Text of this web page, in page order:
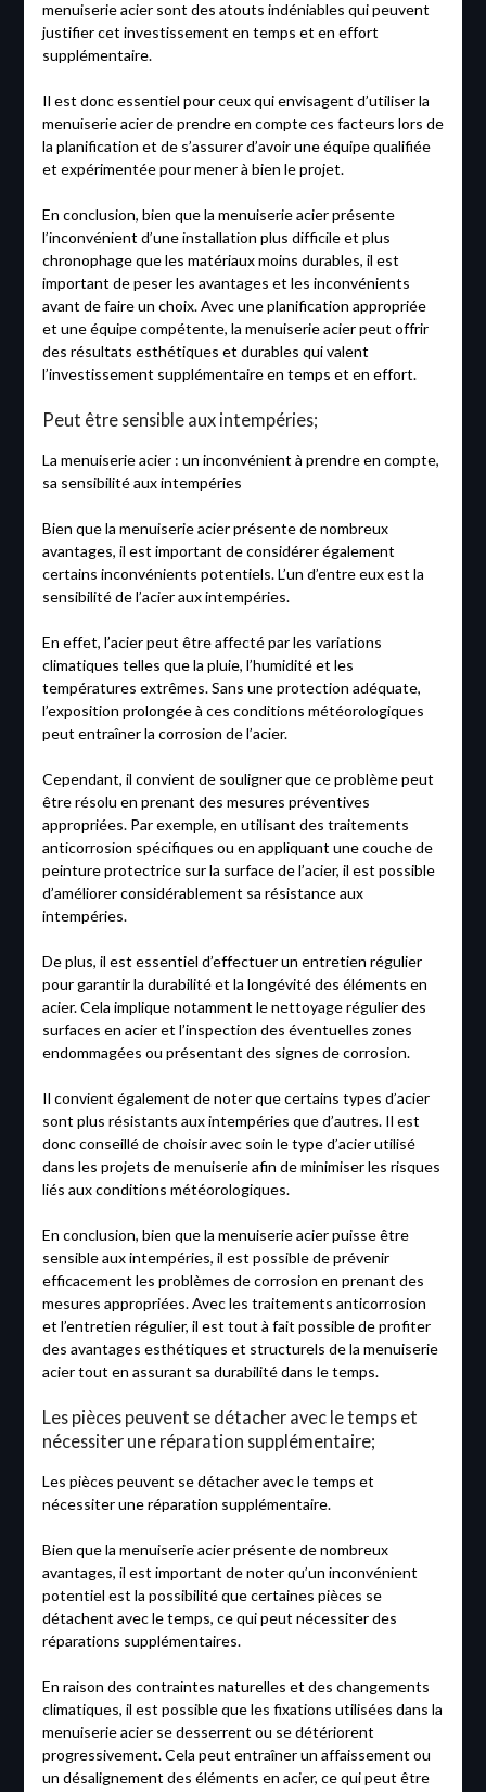
menuiserie acier sont des atouts indéniables qui peuvent
justifier cet investissement en temps et en effort
supplémentaire.
Il est donc essentiel pour ceux qui envisagent d’utiliser la
menuiserie acier de prendre en compte ces facteurs lors de
la planification et de s’assurer d’avoir une équipe qualifiée
et expérimentée pour mener à bien le projet.
En conclusion, bien que la menuiserie acier présente
l’inconvénient d’une installation plus difficile et plus
chronophage que les matériaux moins durables, il est
important de peser les avantages et les inconvénients
avant de faire un choix. Avec une planification appropriée
et une équipe compétente, la menuiserie acier peut offrir
des résultats esthétiques et durables qui valent
l’investissement supplémentaire en temps et en effort.
Peut être sensible aux intempéries;
La menuiserie acier : un inconvénient à prendre en compte,
sa sensibilité aux intempéries
Bien que la menuiserie acier présente de nombreux
avantages, il est important de considérer également
certains inconvénients potentiels. L’un d’entre eux est la
sensibilité de l’acier aux intempéries.
En effet, l’acier peut être affecté par les variations
climatiques telles que la pluie, l’humidité et les
températures extrêmes. Sans une protection adéquate,
l’exposition prolongée à ces conditions météorologiques
peut entraîner la corrosion de l’acier.
Cependant, il convient de souligner que ce problème peut
être résolu en prenant des mesures préventives
appropriées. Par exemple, en utilisant des traitements
anticorrosion spécifiques ou en appliquant une couche de
peinture protectrice sur la surface de l’acier, il est possible
d’améliorer considérablement sa résistance aux
intempéries.
De plus, il est essentiel d’effectuer un entretien régulier
pour garantir la durabilité et la longévité des éléments en
acier. Cela implique notamment le nettoyage régulier des
surfaces en acier et l’inspection des éventuelles zones
endommagées ou présentant des signes de corrosion.
Il convient également de noter que certains types d’acier
sont plus résistants aux intempéries que d’autres. Il est
donc conseillé de choisir avec soin le type d’acier utilisé
dans les projets de menuiserie afin de minimiser les risques
liés aux conditions météorologiques.
En conclusion, bien que la menuiserie acier puisse être
sensible aux intempéries, il est possible de prévenir
efficacement les problèmes de corrosion en prenant des
mesures appropriées. Avec les traitements anticorrosion
et l’entretien régulier, il est tout à fait possible de profiter
des avantages esthétiques et structurels de la menuiserie
acier tout en assurant sa durabilité dans le temps.
Les pièces peuvent se détacher avec le temps et
nécessiter une réparation supplémentaire;
Les pièces peuvent se détacher avec le temps et
nécessiter une réparation supplémentaire.
Bien que la menuiserie acier présente de nombreux
avantages, il est important de noter qu’un inconvénient
potentiel est la possibilité que certaines pièces se
détachent avec le temps, ce qui peut nécessiter des
réparations supplémentaires.
En raison des contraintes naturelles et des changements
climatiques, il est possible que les fixations utilisées dans la
menuiserie acier se desserrent ou se détériorent
progressivement. Cela peut entraîner un affaissement ou
un désalignement des éléments en acier, ce qui peut être